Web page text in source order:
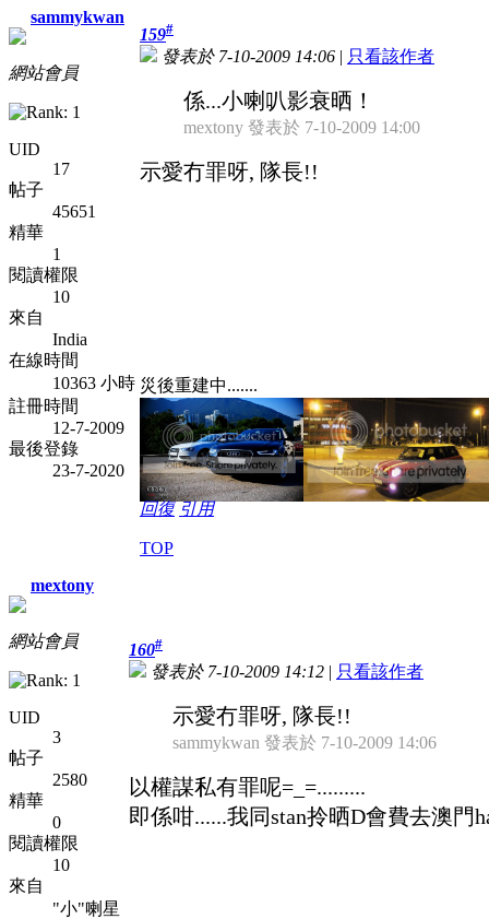
sammykwan
網站會員
UID
17
帖子
45651
精華
1
閱讀權限
10
來自
India
在線時間
10363 小時
註冊時間
12-7-2009
最後登錄
23-7-2020
159#
發表於 7-10-2009 14:06 | 只看該作者
係...小喇叭影衰晒！
mextony 發表於 7-10-2009 14:00
示愛冇罪呀, 隊長!!
災後重建中.......
回復 引用
TOP
mextony
網站會員
UID
3
帖子
2580
精華
0
閱讀權限
10
來自
"小"喇星
160#
發表於 7-10-2009 14:12 | 只看該作者
示愛冇罪呀, 隊長!!
sammykwan 發表於 7-10-2009 14:06
以權謀私有罪呢=_=.........
即係咁......我同stan拎晒D會費去澳門